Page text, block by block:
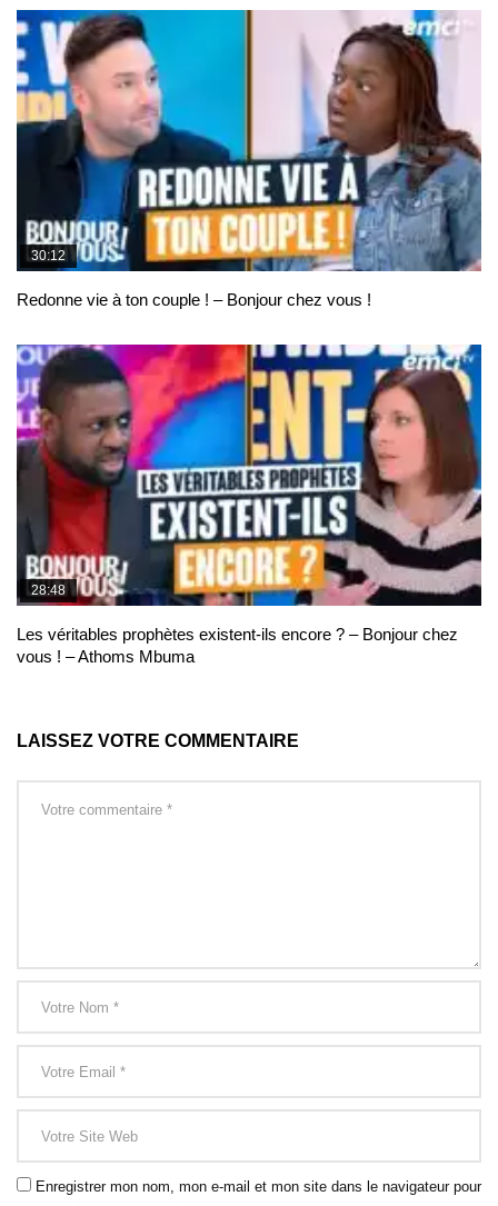
30:12
Redonne vie à ton couple ! – Bonjour chez vous !
28:48
Les véritables prophètes existent-ils encore ? – Bonjour chez
vous ! – Athoms Mbuma
LAISSEZ VOTRE COMMENTAIRE
Enregistrer mon nom, mon e-mail et mon site dans le navigateur pour